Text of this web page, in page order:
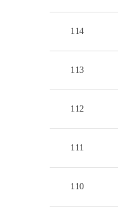
114
113
112
111
110